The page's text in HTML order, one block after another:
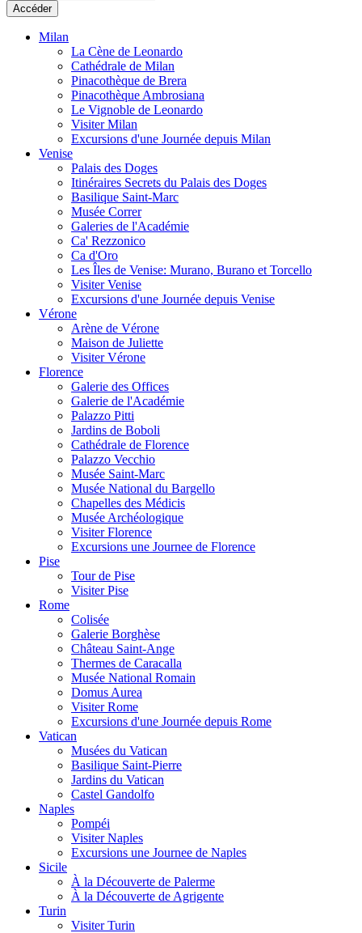
Accéder
Milan
La Cène de Leonardo
Cathédrale de Milan
Pinacothèque de Brera
Pinacothèque Ambrosiana
Le Vignoble de Leonardo
Visiter Milan
Excursions d'une Journée depuis Milan
Venise
Palais des Doges
Itinéraires Secrets du Palais des Doges
Basilique Saint-Marc
Musée Correr
Galeries de l'Académie
Ca' Rezzonico
Ca d'Oro
Les Îles de Venise: Murano, Burano et Torcello
Visiter Venise
Excursions d'une Journée depuis Venise
Vérone
Arène de Vérone
Maison de Juliette
Visiter Vérone
Florence
Galerie des Offices
Galerie de l'Académie
Palazzo Pitti
Jardins de Boboli
Cathédrale de Florence
Palazzo Vecchio
Musée Saint-Marc
Musée National du Bargello
Chapelles des Médicis
Musée Archéologique
Visiter Florence
Excursions une Journee de Florence
Pise
Tour de Pise
Visiter Pise
Rome
Colisée
Galerie Borghèse
Château Saint-Ange
Thermes de Caracalla
Musée National Romain
Domus Aurea
Visiter Rome
Excursions d'une Journée depuis Rome
Vatican
Musées du Vatican
Basilique Saint-Pierre
Jardins du Vatican
Castel Gandolfo
Naples
Pompéi
Visiter Naples
Excursions une Journee de Naples
Sicile
À la Découverte de Palerme
À la Découverte de Agrigente
Turin
Visiter Turin